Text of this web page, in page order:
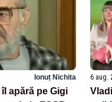
Ionuț Nichita
îl apără pe Gigi
6 aug.